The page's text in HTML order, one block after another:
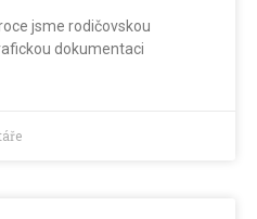
jsme rodičovskou
dokumentaci